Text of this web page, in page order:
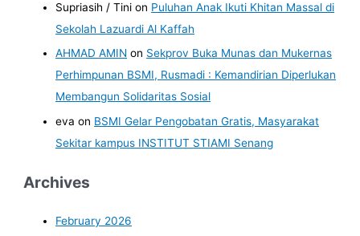
Supriasih / Tini on Puluhan Anak Ikuti Khitan Massal di
Sekolah Lazuardi Al Kaffah
AHMAD AMIN on Sekprov Buka Munas dan Mukernas
Perhimpunan BSMI, Rusmadi : Kemandirian Diperlukan
Membangun Solidaritas Sosial
eva on BSMI Gelar Pengobatan Gratis, Masyarakat
Sekitar kampus INSTITUT STIAMI Senang
Archives
February 2026